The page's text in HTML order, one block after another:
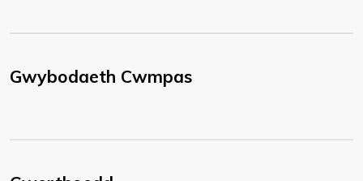
Gwybodaeth Cwmpas